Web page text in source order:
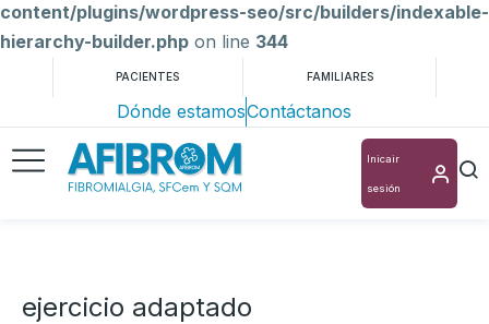
content/plugins/wordpress-seo/src/builders/indexable-
hierarchy-builder.php on line 344
PACIENTES FAMILIARES
Dónde estamosContáctanos
Inicair
sesión
ejercicio adaptado